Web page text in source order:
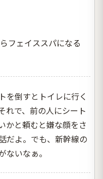
フェイススパになる
を倒すとトイレに行く
れで、前の人にシート
かと頼むと嫌な顔をさ
だよ。でも、新幹線の
ないなぁ。